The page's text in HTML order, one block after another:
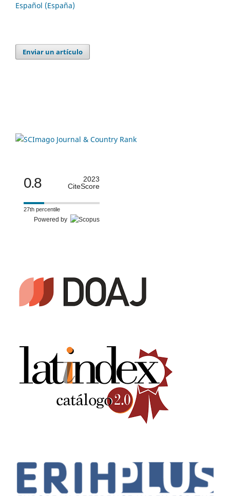
Español (España)
Enviar un artículo
0.8
2023
CiteScore
27th percentile
Powered by